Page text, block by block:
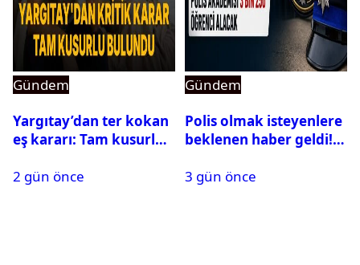
Gündem
Yargıtay’dan ter kokan
eş kararı: Tam kusurlu
2 gün önce
Gündem
Polis olmak isteyenlere
beklenen haber geldi!
3 gün önce